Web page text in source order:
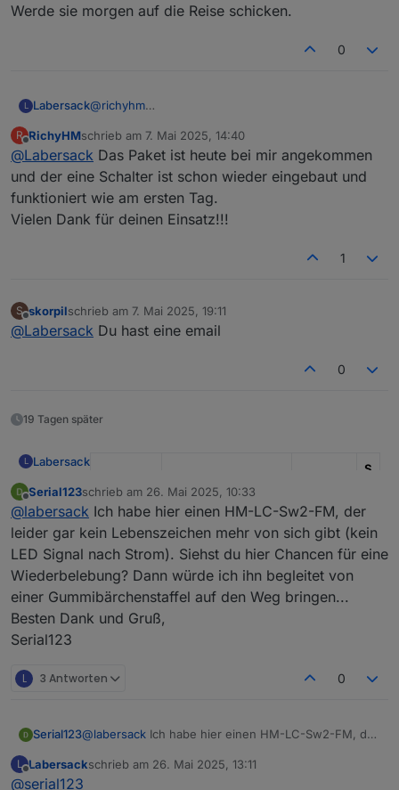
Werde sie morgen auf die Reise schicken.
0
L Labersack@richyhm
beide bestanden.
Werde sie morgen auf die Reise schicken.
R
Offline
RichyHMschrieb am 7. Mai 2025, 14:40
zuletzt editiert von
@Labersack Das Paket ist heute bei mir angekommen
und der eine Schalter ist schon wieder eingebaut und
funktioniert wie am ersten Tag.
Vielen Dank für deinen Einsatz!!!
1
S
Offline
skorpilschrieb am 7. Mai 2025, 19:11
zuletzt editiert von
@Labersack Du hast eine email
0
19 Tagen später
L Labersack
Modell Funktion
Kondens
ator
S
HM-LC-
Bl1-FM
Unterputz
Rollladenaktor
? ?
HM-LC-
Bl1PBU-
Unterputz
C26
1
HM-LC-
? ?
2
Dim1TPBU
Dimmschalter
Offline
Serial123schrieb am 26. Mai 2025, 10:33
zuletzt editiert von
@labersack Ich habe hier einen HM-LC-Sw2-FM, der
leider gar kein Lebenszeichen mehr von sich gibt (kein
LED Signal nach Strom). Siehst du hier Chancen für eine
Wiederbelebung? Dann würde ich ihn begleitet von
einer Gummibärchenstaffel auf den Weg bringen...
Besten Dank und Gruß,
Serial123
L 3 Antworten 0
Serial123@labersack Ich habe hier einen HM-LC-Sw2-FM, der
(kein LED Signal nach Strom). Siehst du hier Chancen
für eine Wiederbelebung? Dann würde ich ihn
L
Offline
Labersackschrieb am 26. Mai 2025, 13:11
zuletzt editiert von
@serial123